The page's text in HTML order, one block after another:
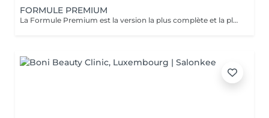
FORMULE PREMIUM
La Formule Premium est la version la plus complète et la plus exclusive de l'expérience Head Spa. Elle reprend tous les bienfaits de la Formule Prestige, avec un soin visage complet, un soin capillaire approfondi et une relaxation globale, tout en y ajoutant un gommage du cuir chevelu, une diffusion de vapeur et un massage spécifique réalisé pendant le temps de pause. La vapeur permet d'optimiser l'efficacité des soins, de détendre les muscles en profondeur et de renforcer les bienfaits du massage crânien. Chaque étape est pensée pour offrir un moment d'exception, alliant performance, confort et lâcher-prise total. Le séchage des cheveux est inclus. Recommandée pour vivre l'expérience Head Spa dans sa version la plus luxueuse.